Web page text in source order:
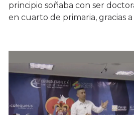
principio soñaba con ser
en cuarto de primaria, gracias